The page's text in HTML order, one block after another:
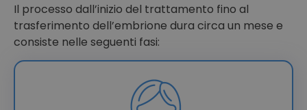
Il processo dall’inizio del trattamento fino al
trasferimento dell’embrione dura circa un mese e
consiste nelle seguenti fasi: